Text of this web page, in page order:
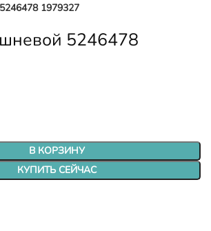
1979327
5246478
В КОРЗИНУ
КУПИТЬ СЕЙЧАС